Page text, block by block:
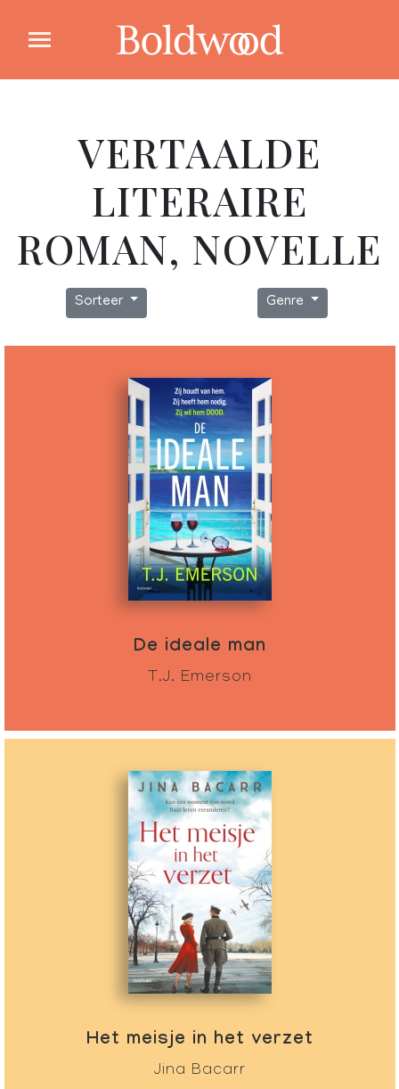
VERTAALDE
LITERAIRE
ROMAN, NOVELLE
Sorteer Genre
De ideale man
T.J. Emerson
Het meisje in het verzet
Jina Bacarr